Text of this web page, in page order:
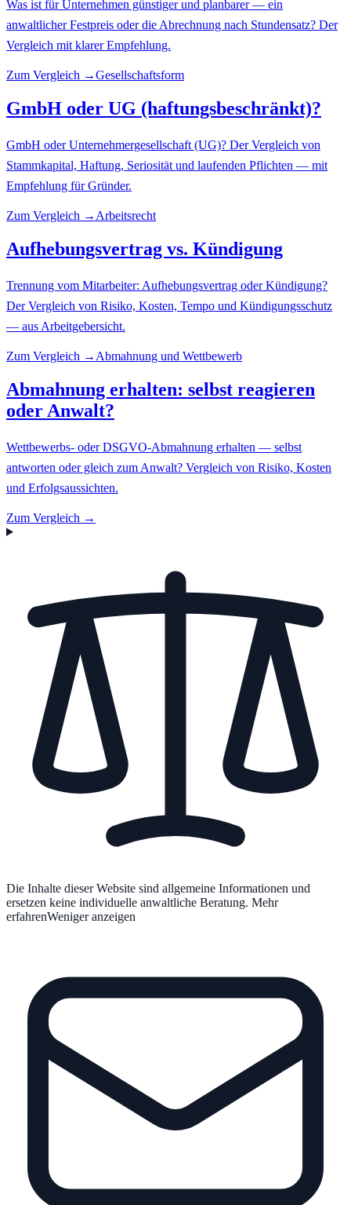
Was ist für Unternehmen günstiger und planbarer — ein
anwaltlicher Festpreis oder die Abrechnung nach Stundensatz? Der
Vergleich mit klarer Empfehlung.
Zum Vergleich →Gesellschaftsform
GmbH oder UG (haftungsbeschränkt)?
GmbH oder Unternehmergesellschaft (UG)? Der Vergleich von
Stammkapital, Haftung, Seriosität und laufenden Pflichten — mit
Empfehlung für Gründer.
Zum Vergleich → Arbeitsrecht
Aufhebungsvertrag vs. Kündigung
Trennung vom Mitarbeiter: Aufhebungsvertrag oder Kündigung?
Der Vergleich von Risiko, Kosten, Tempo und Kündigungsschutz
— aus Arbeitgebersicht.
Zum Vergleich → Abmahnung und Wettbewerb
Abmahnung erhalten: selbst reagieren
oder Anwalt?
Wettbewerbs- oder DSGVO-Abmahnung erhalten — selbst
antworten oder gleich zum Anwalt? Vergleich von Risiko, Kosten
und Erfolgsaussichten.
Zum Vergleich →
Die Inhalte dieser Website sind allgemeine Informationen und
ersetzen keine individuelle anwaltliche Beratung. Mehr
erfahrenWeniger anzeigen